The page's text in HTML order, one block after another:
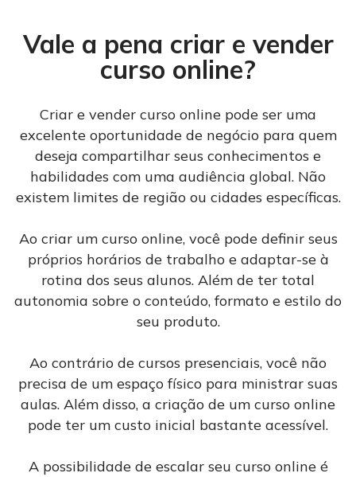
Vale a pena criar e vender
curso online?
Criar e vender curso online pode ser uma
excelente oportunidade de negócio para quem
deseja compartilhar seus conhecimentos e
habilidades com uma audiência global. Não
existem limites de região ou cidades específicas.
Ao criar um curso online, você pode definir seus
próprios horários de trabalho e adaptar-se à
rotina dos seus alunos. Além de ter total
autonomia sobre o conteúdo, formato e estilo do
seu produto.
Ao contrário de cursos presenciais, você não
precisa de um espaço físico para ministrar suas
aulas. Além disso, a criação de um curso online
pode ter um custo inicial bastante acessível.
A possibilidade de escalar seu curso online é